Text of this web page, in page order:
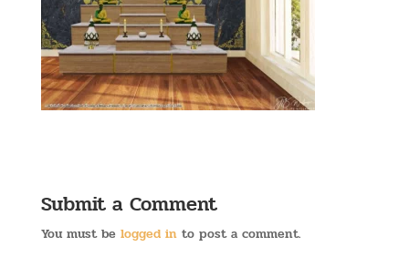
Submit a Comment
You must be logged into post a comment.